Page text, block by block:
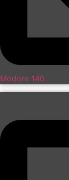
Modore 140